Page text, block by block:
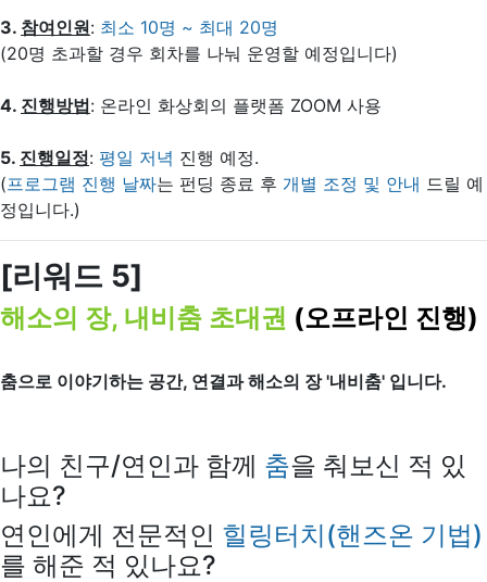
3. 참여인원: 최소 10명 ~ 최대 20명
(20명 초과할 경우 회차를 나눠 운영할 예정입니다)
4. 진행방법: 온라인 화상회의 플랫폼 ZOOM 사용
5. 진행일정: 평일 저녁 진행 예정.
(프로그램 진행 날짜는 펀딩 종료 후 개별 조정 및 안내 드릴 예
정입니다.)
[리워드 5]
해소의 장, 내비춤 초대권 (오프라인 진행)
춤으로 이야기하는 공간, 연결과 해소의 장 '내비춤' 입니다.
나의 친구/연인과 함께 춤을 춰보신 적 있
나요?
연인에게 전문적인 힐링터치(핸즈온 기법)
를 해준 적 있나요?